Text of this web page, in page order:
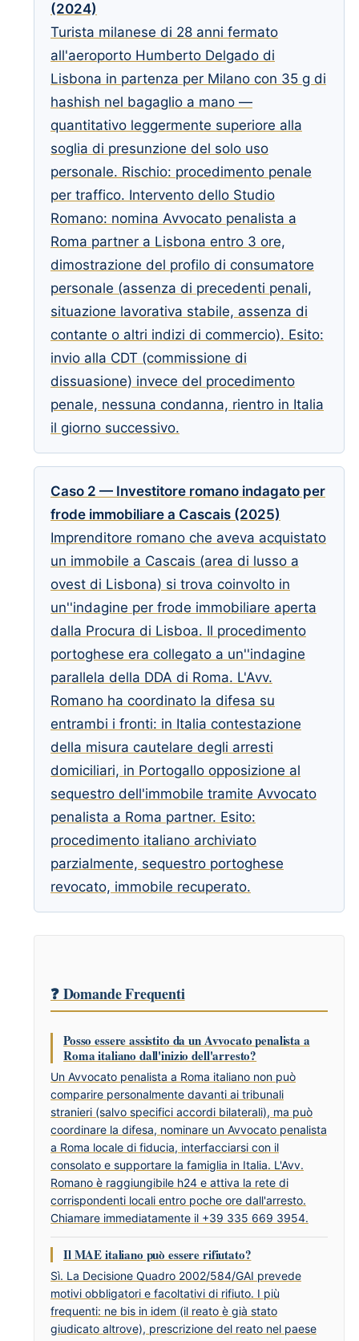
(2024)
Turista milanese di 28 anni fermato
all'aeroporto Humberto Delgado di
Lisbona in partenza per Milano con 35 g di
hashish nel bagaglio a mano —
quantitativo leggermente superiore alla
soglia di presunzione del solo uso
personale. Rischio: procedimento penale
per traffico. Intervento dello Studio
Romano: nomina Avvocato penalista a
Roma partner a Lisbona entro 3 ore,
dimostrazione del profilo di consumatore
personale (assenza di precedenti penali,
situazione lavorativa stabile, assenza di
contante o altri indizi di commercio). Esito:
invio alla CDT (commissione di
dissuasione) invece del procedimento
penale, nessuna condanna, rientro in Italia
il giorno successivo.
Caso 2 — Investitore romano indagato per
frode immobiliare a Cascais (2025)
Imprenditore romano che aveva acquistato
un immobile a Cascais (area di lusso a
ovest di Lisbona) si trova coinvolto in
un''indagine per frode immobiliare aperta
dalla Procura di Lisboa. Il procedimento
portoghese era collegato a un''indagine
parallela della DDA di Roma. L'Avv.
Romano ha coordinato la difesa su
entrambi i fronti: in Italia contestazione
della misura cautelare degli arresti
domiciliari, in Portogallo opposizione al
sequestro dell'immobile tramite Avvocato
penalista a Roma partner. Esito:
procedimento italiano archiviato
parzialmente, sequestro portoghese
revocato, immobile recuperato.
❓ Domande Frequenti
Posso essere assistito da un Avvocato penalista a
Roma italiano dall'inizio dell'arresto?
Un Avvocato penalista a Roma italiano non può
comparire personalmente davanti ai tribunali
stranieri (salvo specifici accordi bilaterali), ma può
coordinare la difesa, nominare un Avvocato penalista
a Roma locale di fiducia, interfacciarsi con il
consolato e supportare la famiglia in Italia. L'Avv.
Romano è raggiungibile h24 e attiva la rete di
corrispondenti locali entro poche ore dall'arresto.
Chiamare immediatamente il +39 335 669 3954.
Il MAE italiano può essere rifiutato?
Sì. La Decisione Quadro 2002/584/GAI prevede
motivi obbligatori e facoltativi di rifiuto. I più
frequenti: ne bis in idem (il reato è già stato
giudicato altrove), prescrizione del reato nel paese